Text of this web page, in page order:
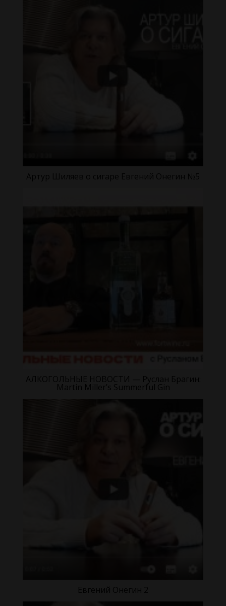
Артур Шиляев о сигаре Евгений Онегин №5
АЛКОГОЛЬНЫЕ НОВОСТИ — Руслан Брагин:
Martin Miller’s Summerful Gin
Евгений Онегин 2